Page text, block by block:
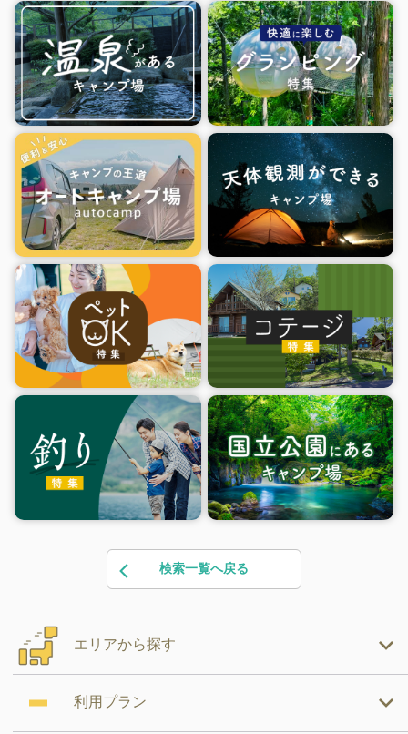
検索一覧へ戻る
エリアから探す
利用プラン